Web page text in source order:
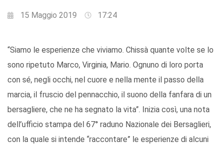
15 Maggio 2019 17:24
“Siamo le esperienze che viviamo. Chissà quante volte se lo
sono ripetuto Marco, Virginia, Mario. Ognuno di loro porta
con sé, negli occhi, nel cuore e nella mente il passo della
marcia, il fruscio del pennacchio, il suono della fanfara di un
bersagliere, che ne ha segnato la vita”. Inizia così, una nota
dell’ufficio stampa del 67° raduno Nazionale dei Bersaglieri,
con la quale si intende “raccontare” le esperienze di alcuni